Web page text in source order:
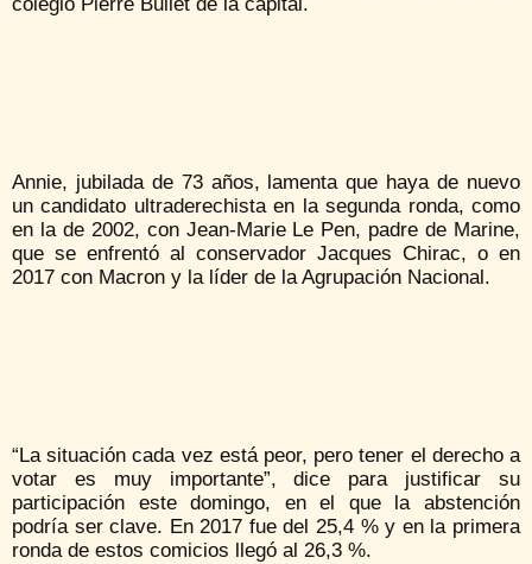
Annie, jubilada de 73 años, lamenta que haya de nuevo
un candidato ultraderechista en la segunda ronda, como
en la de 2002, con Jean-Marie Le Pen, padre de Marine,
que se enfrentó al conservador Jacques Chirac, o en
2017 con Macron y la líder de la Agrupación Nacional.
“La situación cada vez está peor, pero tener el derecho a
votar es muy importante”, dice para justificar su
participación este domingo, en el que la abstención
podría ser clave. En 2017 fue del 25,4 % y en la primera
ronda de estos comicios llegó al 26,3 %.